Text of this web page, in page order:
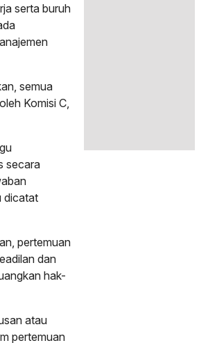
serta buruh
semua
Komisi C,
secara
dicatat
pertemuan
dan
hak-
atau
pertemuan